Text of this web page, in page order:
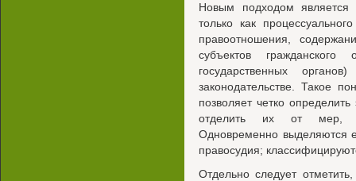
Новым подходом является
только как
правоотношения,
субъектов
государственных
законодательстве. Такое
позволяет четко
отделить их от мер,
Одновременно выделяются
правосудия;
Отдельно следует